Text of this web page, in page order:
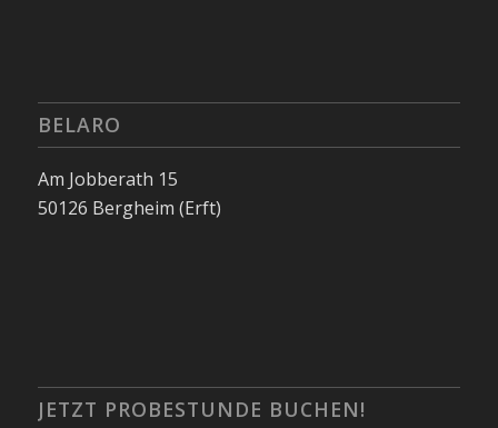
BELARO
Am Jobberath 15
50126 Bergheim (Erft)
JETZT PROBESTUNDE BUCHEN!